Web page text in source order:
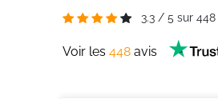
3.3 / 5 sur 448
Voir les 448 avis